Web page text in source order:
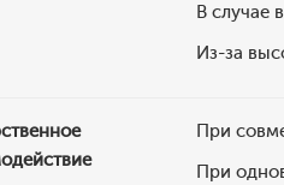
В случае
Из-за
При
При